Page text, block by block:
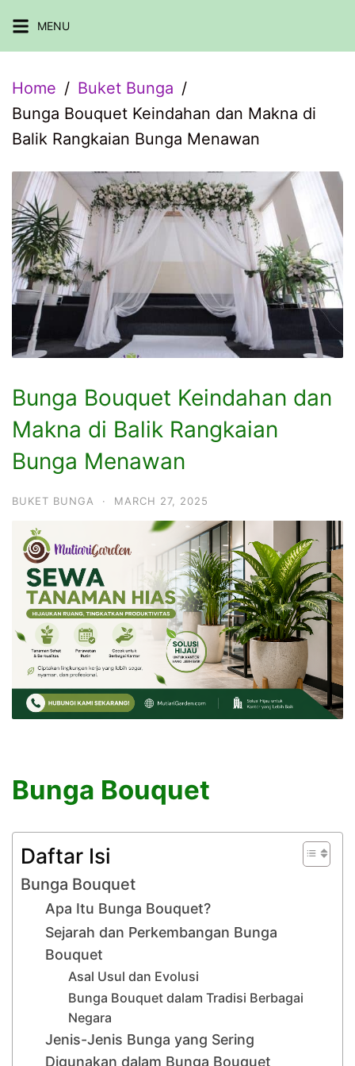
to
MENU
Home
Buket Bunga
Bunga Bouquet Keindahan dan Makna di
Balik Rangkaian Bunga Menawan
Bunga Bouquet Keindahan dan
Makna di Balik Rangkaian
Bunga Menawan
BUKET BUNGA · MARCH 27, 2025
Bunga Bouquet
Daftar Isi
Bunga Bouquet
Apa Itu Bunga Bouquet?
Sejarah dan Perkembangan Bunga
Bouquet
Asal Usul dan Evolusi
Bunga Bouquet dalam Tradisi Berbagai
Negara
Jenis-Jenis Bunga yang Sering
Digunakan dalam Bunga Bouquet